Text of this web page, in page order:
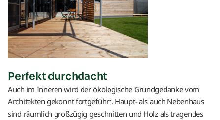
Perfekt durchdacht
Auch im Inneren wird der ökologische Grundgedanke vom
Architekten gekonnt fortgeführt. Haupt- als auch Nebenhaus
sind räumlich großzügig geschnitten und Holz als tragendes